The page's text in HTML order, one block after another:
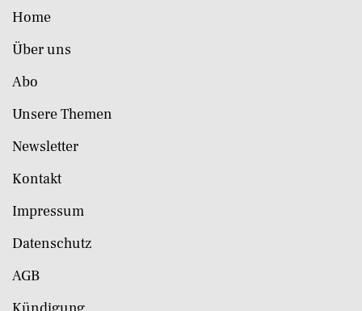
Home
Über uns
Abo
Unsere Themen
Newsletter
Kontakt
Impressum
Datenschutz
AGB